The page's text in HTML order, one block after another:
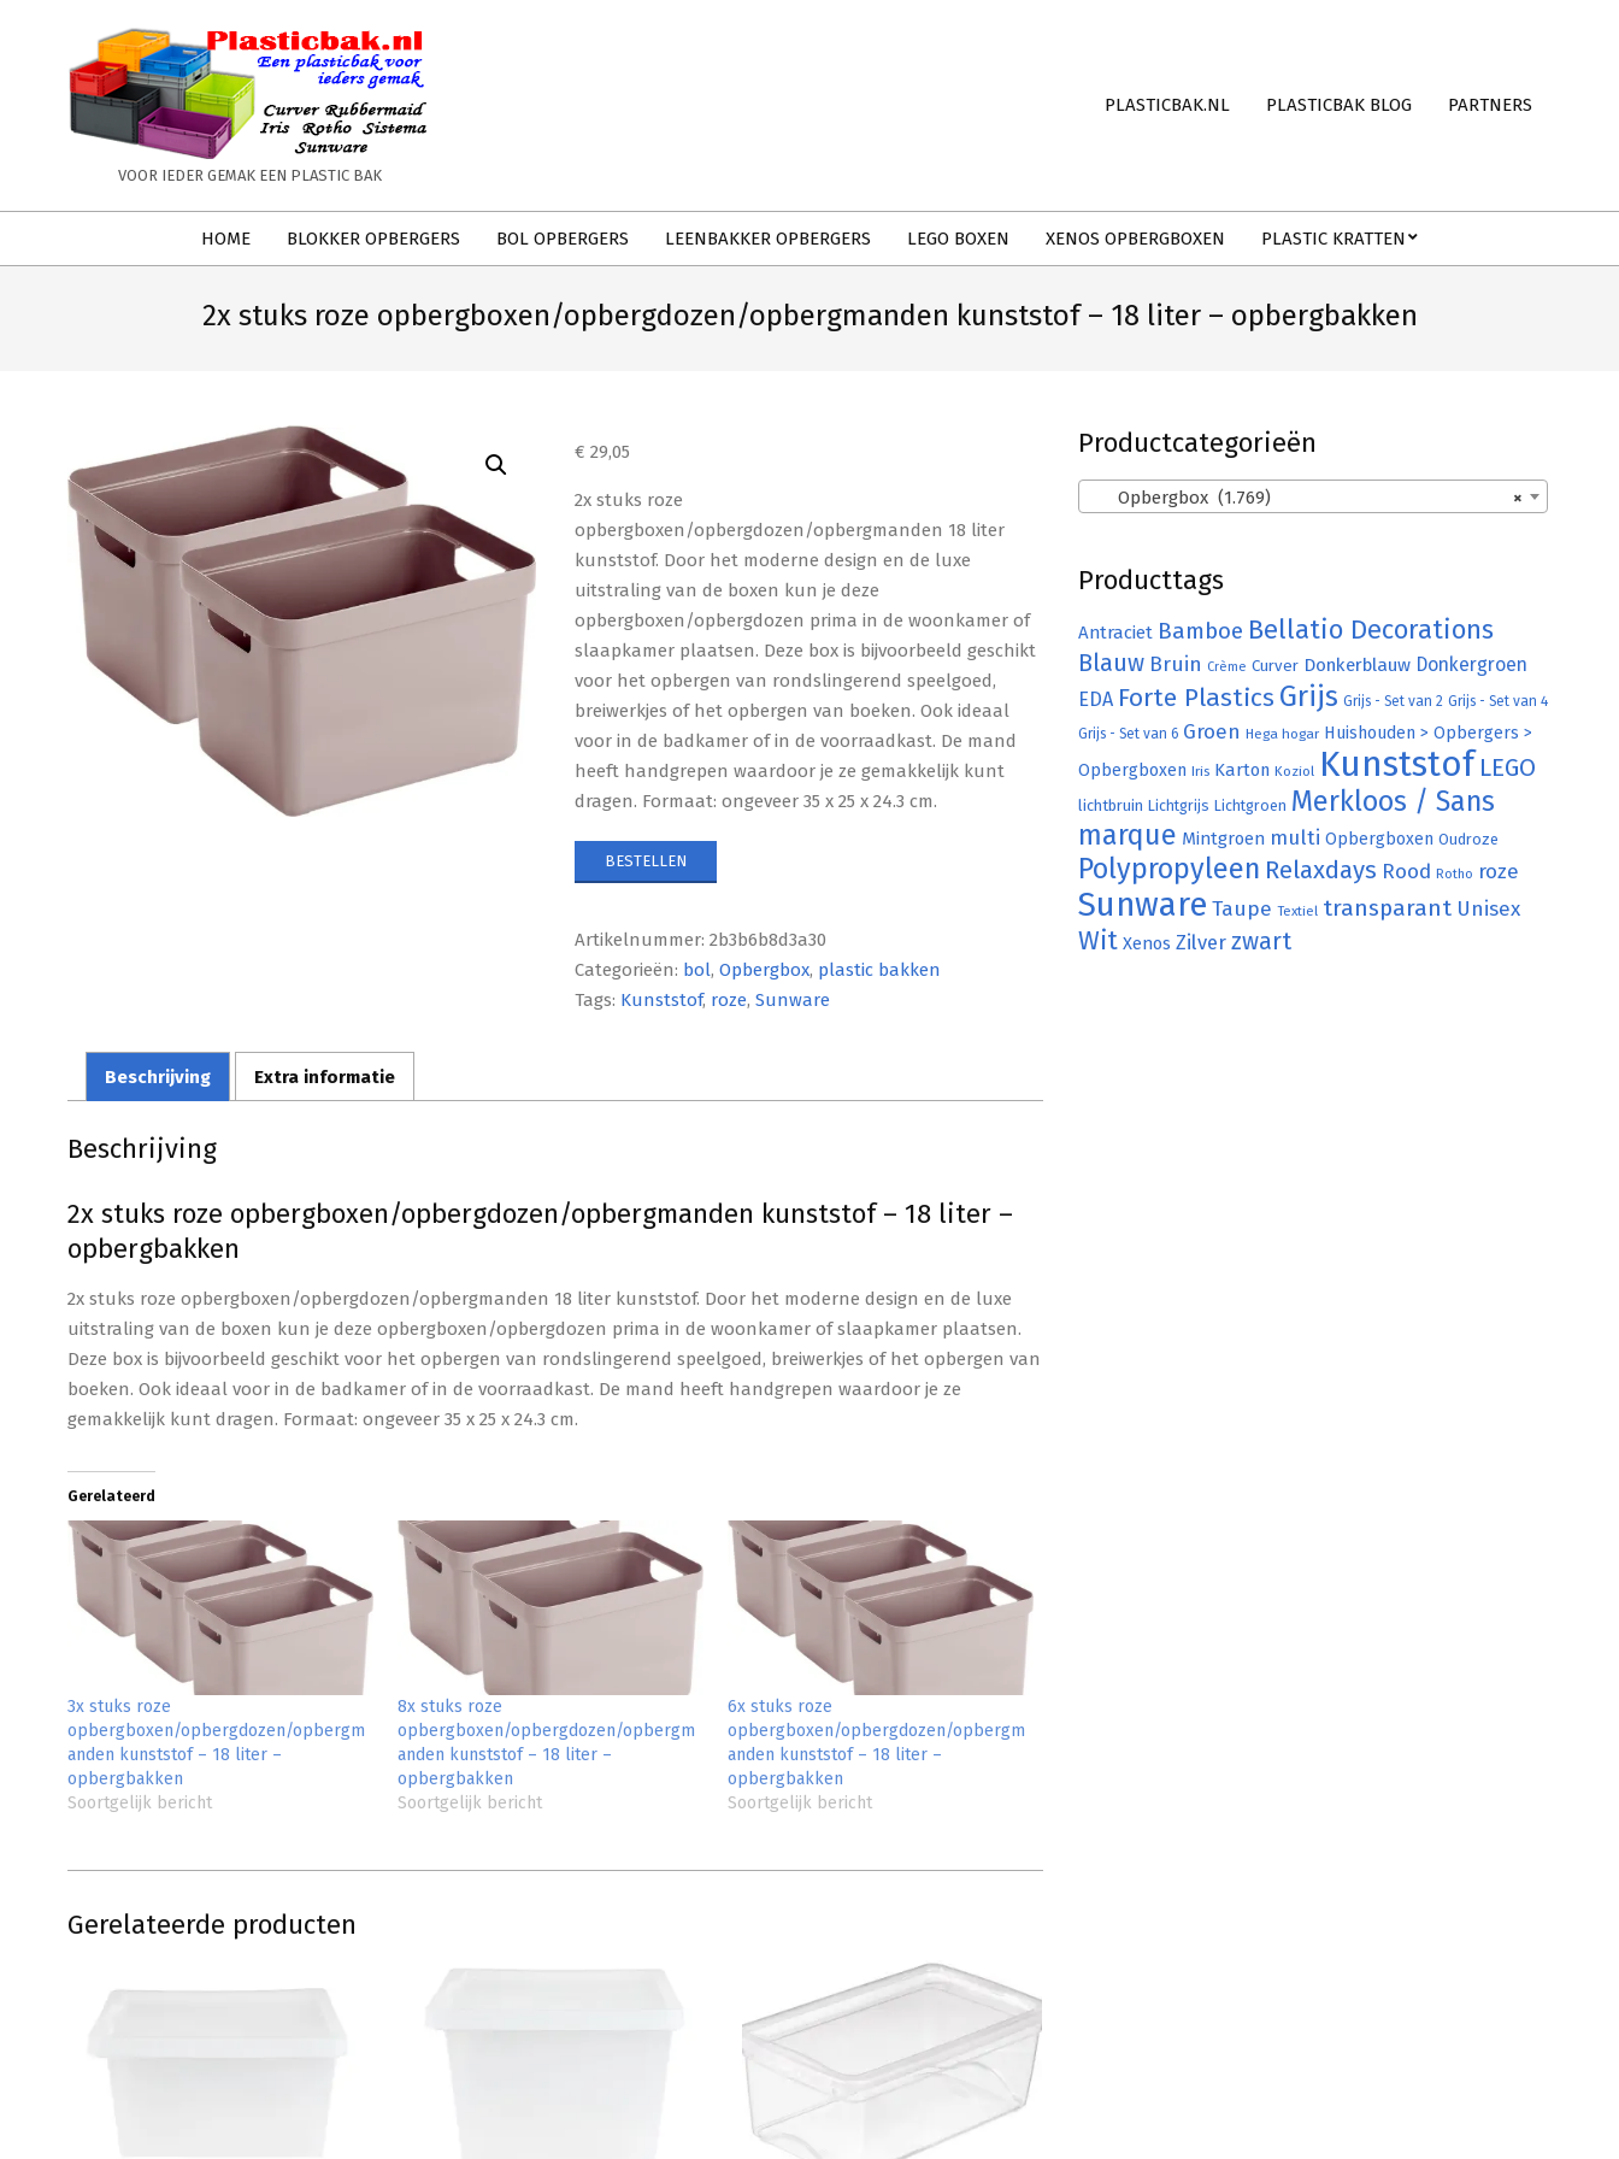
PLASTICBAK.NL
VOOR IEDER GEMAK EEN PLASTIC BAK
PLASTICBAK.NL PLASTICBAK BLOG PARTNERS
HOME BLOKKER OPBERGERS BOL OPBERGERS LEENBAKKER OPBERGERS LEGO BOXEN XENOS OPBERGBOXEN PLASTIC KRATTEN
2x stuks roze opbergboxen/opbergdozen/opbergmanden kunststof – 18 liter – opbergbakken
€ 29,05
2x stuks roze
opbergboxen/opbergdozen/opbergmanden 18 liter
kunststof. Door het moderne design en de luxe
uitstraling van de boxen kun je deze
opbergboxen/opbergdozen prima in de woonkamer of
slaapkamer plaatsen. Deze box is bijvoorbeeld geschikt
voor het opbergen van rondslingerend speelgoed,
breiwerkjes of het opbergen van boeken. Ook ideaal
voor in de badkamer of in de voorraadkast. De mand
heeft handgrepen waardoor je ze gemakkelijk kunt
dragen. Formaat: ongeveer 35 x 25 x 24.3 cm.
BESTELLEN
Artikelnummer:2b3b6b8d3a30
Categorieën: bol,Opbergbox, plastic bakken
Tags: Kunststof, roze,Sunware
Beschrijving Extra informatie
Beschrijving
2x stuks roze opbergboxen/opbergdozen/opbergmanden kunststof – 18 liter –
opbergbakken
2x stuks roze opbergboxen/opbergdozen/opbergmanden 18 liter kunststof. Door het moderne design en de luxe
uitstraling van de boxen kun je deze opbergboxen/opbergdozen prima in de woonkamer of slaapkamer plaatsen.
Deze box is bijvoorbeeld geschikt voor het opbergen van rondslingerend speelgoed, breiwerkjes of het opbergen van
boeken. Ook ideaal voor in de badkamer of in de voorraadkast. De mand heeft handgrepen waardoor je ze
gemakkelijk kunt dragen. Formaat: ongeveer 35 x 25 x 24.3 cm.
Gerelateerd
3x stuks roze
opbergboxen/opbergdozen/opbergm
anden kunststof – 18 liter –
opbergbakken
Soortgelijk bericht
8x stuks roze
opbergboxen/opbergdozen/opbergm
anden kunststof – 18 liter –
opbergbakken
Soortgelijk bericht
6x stuks roze
opbergboxen/opbergdozen/opbergm
anden kunststof – 18 liter –
opbergbakken
Soortgelijk bericht
Gerelateerde producten
Productcategorieën
×
Opbergbox (1.769)
Producttags
Antraciet Bamboe Bellatio Decorations
Blauw Bruin Crème Curver Donkerblauw Donkergroen
EDA Forte Plastics Grijs Grijs - Set van 2 Grijs - Set van 4
Grijs - Set van 6 Groen Hega hogar Huishouden > Opbergers >
Opbergboxen Iris Karton Koziol Kunststof LEGO
lichtbruin Lichtgrijs Lichtgroen Merkloos / Sans
marque Mintgroen multi Opbergboxen Oudroze
Polypropyleen Relaxdays Rood Rotho roze
Sunware Taupe Textiel transparant Unisex
Wit Xenos Zilver zwart